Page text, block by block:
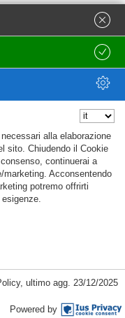
di business e
iniziative di crescita
interviste, analisi
alla elaborazione
sito. Chiudendo il Cookie
continuerai a
Acconsentendo
potremo offrirti
, ultimo agg. 23/12/2025
Powered by